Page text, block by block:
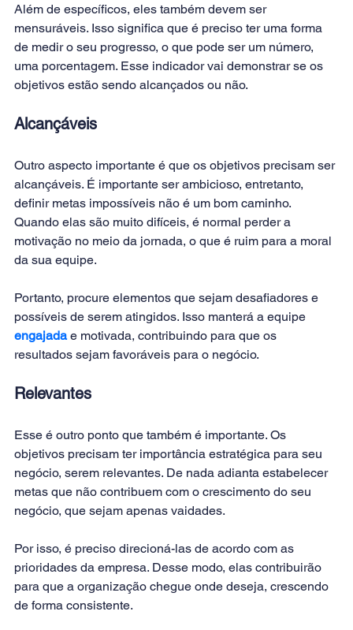
Além de específicos, eles também devem ser
mensuráveis. Isso significa que é preciso ter uma forma
de medir o seu progresso, o que pode ser um número,
uma porcentagem. Esse indicador vai demonstrar se os
objetivos estão sendo alcançados ou não.
Alcançáveis
Outro aspecto importante é que os objetivos precisam ser
alcançáveis. É importante ser ambicioso, entretanto,
definir metas impossíveis não é um bom caminho.
Quando elas são muito difíceis, é normal perder a
motivação no meio da jornada, o que é ruim para a moral
da sua equipe.
Portanto, procure elementos que sejam desafiadores e
possíveis de serem atingidos. Isso manterá a equipe
engajada e motivada, contribuindo para que os
resultados sejam favoráveis para o negócio.
Relevantes
Esse é outro ponto que também é importante. Os
objetivos precisam ter importância estratégica para seu
negócio, serem relevantes. De nada adianta estabelecer
metas que não contribuem com o crescimento do seu
negócio, que sejam apenas vaidades.
Por isso, é preciso direcioná-las de acordo com as
prioridades da empresa. Desse modo, elas contribuirão
para que a organização chegue onde deseja, crescendo
de forma consistente.